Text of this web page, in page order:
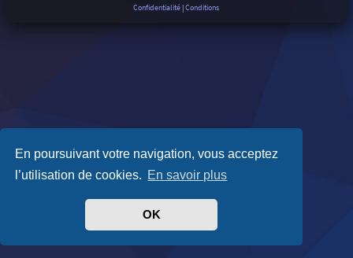
En poursuivant votre navigation, vous acceptez
l’utilisation de cookies. En savoir plus
OK
Confidentialité |Conditions